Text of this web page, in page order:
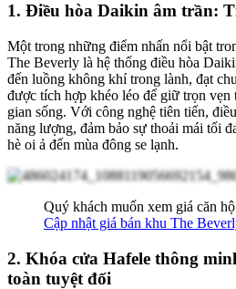
1. Điều hòa Daikin âm trần:
Một trong những điểm nhấn nổi bật
The Beverly là hệ thống điều hòa
đến luồng không khí trong lành, đạt
được tích hợp khéo léo để giữ trọn
gian sống. Với công nghệ tiên tiến,
năng lượng, đảm bảo sự thoải mái tối
hè oi ả đến mùa đông se lạnh.
Quý khách muốn xem giá căn
Cập nhật giá bán khu The
2. Khóa cửa Hafele thông
toàn tuyệt đối